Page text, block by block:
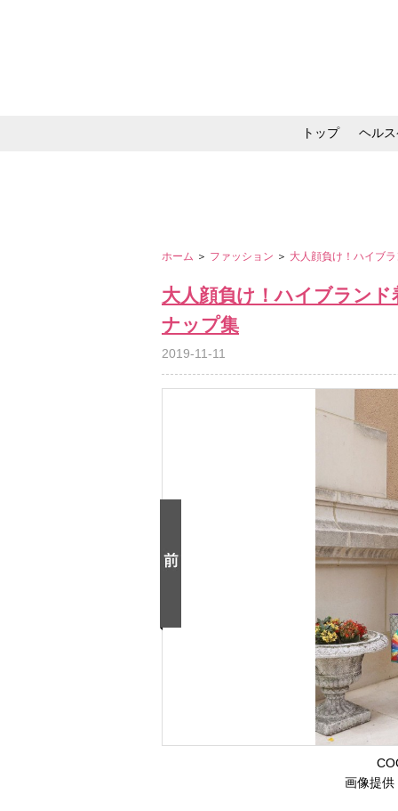
トップ ヘル
ホーム ＞ ファッション ＞ 大人顔負け！ハイブ
大人顔負け！ハイブラン
ナップ集
2019-11-11
画像提